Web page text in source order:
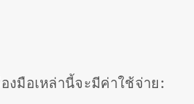
งมือเหล่านี้จะมีค่าใช้จ่าย: